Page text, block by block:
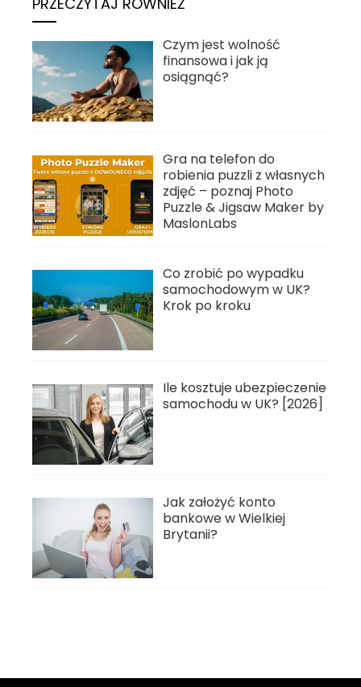
Czym jest wolność
finansowa i jak ją
osiągnąć?
Gra na telefon do
robienia puzzli z własnych
zdjęć – poznaj Photo
Puzzle & Jigsaw Maker by
MaslonLabs
Co zrobić po wypadku
samochodowym w UK?
Krok po kroku
Ile kosztuje ubezpieczenie
samochodu w UK? [2026]
Jak założyć konto
bankowe w Wielkiej
Brytanii?